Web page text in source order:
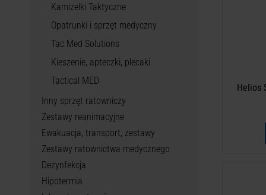
Kamizelki Taktyczne
Opatrunki i sprzęt medyczny
Tac Med Solutions
Kieszenie, apteczki, plecaki
Tactical MED
Inny sprzęt ratowniczy
Zestawy reanimacyjne
Ewakuacja, transport, zestawy
Zestawy ratownictwa medycznego
Dezynfekcja
Hipotermia
Helios